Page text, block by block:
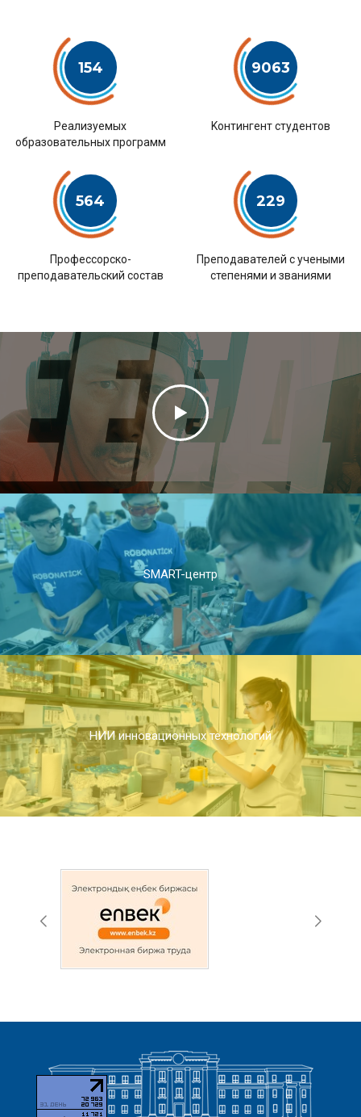
154
Pеализуемых
образовательных программ
9063
Kонтингент студентов
564
Профессорско-
преподавательский состав
229
Преподавателей с учеными
степенями и званиями
SMART-центр
НИИ инновационных технологий